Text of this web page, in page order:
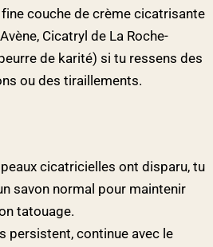
couche de crème cicatrisante
Cicatryl de La Roche-
de karité) si tu ressens des
ou des tiraillements.
cicatricielles ont disparu, tu
savon normal pour maintenir
tatouage.
persistent, continue avec le